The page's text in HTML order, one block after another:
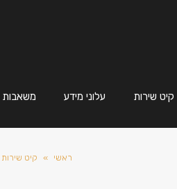
קיט שירות עלוני מידע משאבות
ראשי » קיט שירות